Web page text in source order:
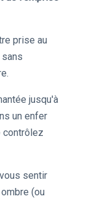
prise au
jusqu'à
un enfer
contrôlez
sentir
(ou